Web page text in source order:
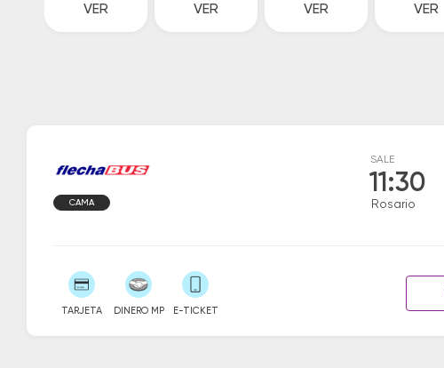
VER VER VER VER
SALE
11:30
Rosario
CAMA
TARJETA DINERO MP E-TICKET